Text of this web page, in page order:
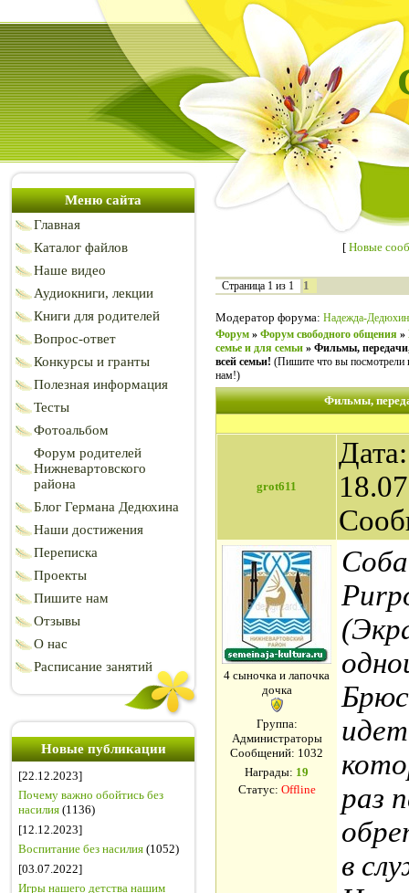
Меню сайта
Главная
Каталог файлов
Наше видео
Аудиокниги, лекции
Книги для родителей
Вопрос-ответ
Конкурсы и гранты
Полезная информация
Тесты
Фотоальбом
Форум родителей
Нижневартовского
района
Блог Германа Дедюхина
Наши достижения
Переписка
Проекты
Пишите нам
Отзывы
О нас
Расписание занятий
Новые публикации
[22.12.2023]
Почему важно обойтись без
насилия (1136)
[12.12.2023]
Воспитание без насилия (1052)
[03.07.2022]
Игры нашего детства нашим
[ Новые
Страница 1 из 1 1
Модератор форума: Надежда-
Форум » Форум свободного общения »
семье и для семьи » Фильмы,
всей семьи! (Пишите что вы посмотрели
нам!)
Фильмы,
grot611
4 сыночка и лапочка
дочка
Группа:
Администраторы
Сообщений: 1032
Награды: 19
Статус: Offline
раз
в